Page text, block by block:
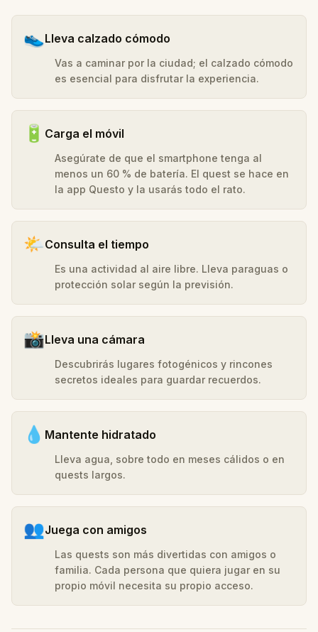
👟Lleva calzado cómodo
Vas a caminar por la ciudad; el calzado cómodo
es esencial para disfrutar la experiencia.
🔋 Carga el móvil
Asegúrate de que el smartphone tenga al
menos un 60 % de batería. El quest se hace en
la app Questo y la usarás todo el rato.
🌤️Consulta el tiempo
Es una actividad al aire libre. Lleva paraguas o
protección solar según la previsión.
📸Lleva una cámara
Descubrirás lugares fotogénicos y rincones
secretos ideales para guardar recuerdos.
💧 Mantente hidratado
Lleva agua, sobre todo en meses cálidos o en
quests largos.
👥Juega con amigos
Las quests son más divertidas con amigos o
familia. Cada persona que quiera jugar en su
propio móvil necesita su propio acceso.